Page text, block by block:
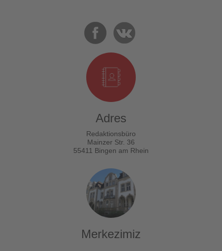
Adres
Redaktionsbüro
Mainzer Str. 36
55411 Bingen am Rhein
Merkezimiz